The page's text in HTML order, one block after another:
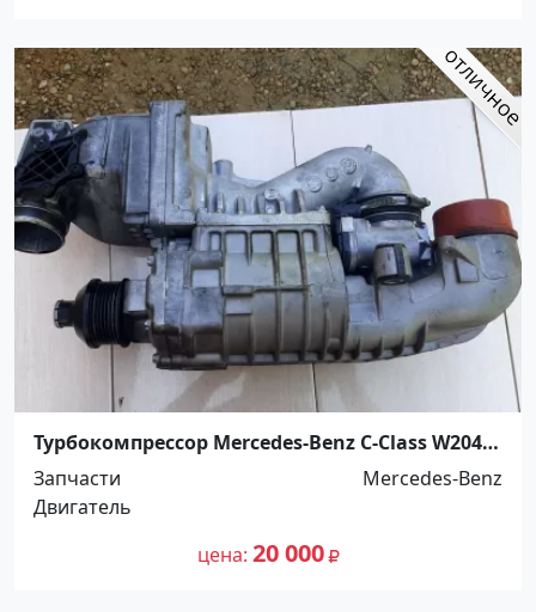
Турбокомпрессор Mercedes-Benz C-Class W204
2007 Армавир
Запчасти
Mercedes-Benz
Двигатель
цена 20 000